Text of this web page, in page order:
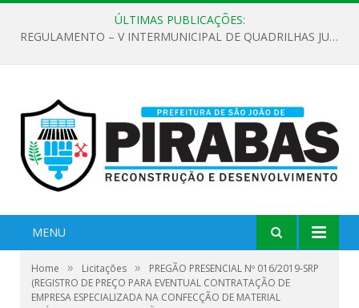
ÚLTIMAS PUBLICAÇÕES:
REGULAMENTO – V INTERMUNICIPAL DE QUADRILHAS JUNINAS 2026
MENU
Home » Licitações »
PREGÃO PRESENCIAL Nº 016/2019-SRP
(REGISTRO DE PREÇO PARA EVENTUAL CONTRATAÇÃO DE
EMPRESA ESPECIALIZADA NA CONFECÇÃO DE MATERIAL